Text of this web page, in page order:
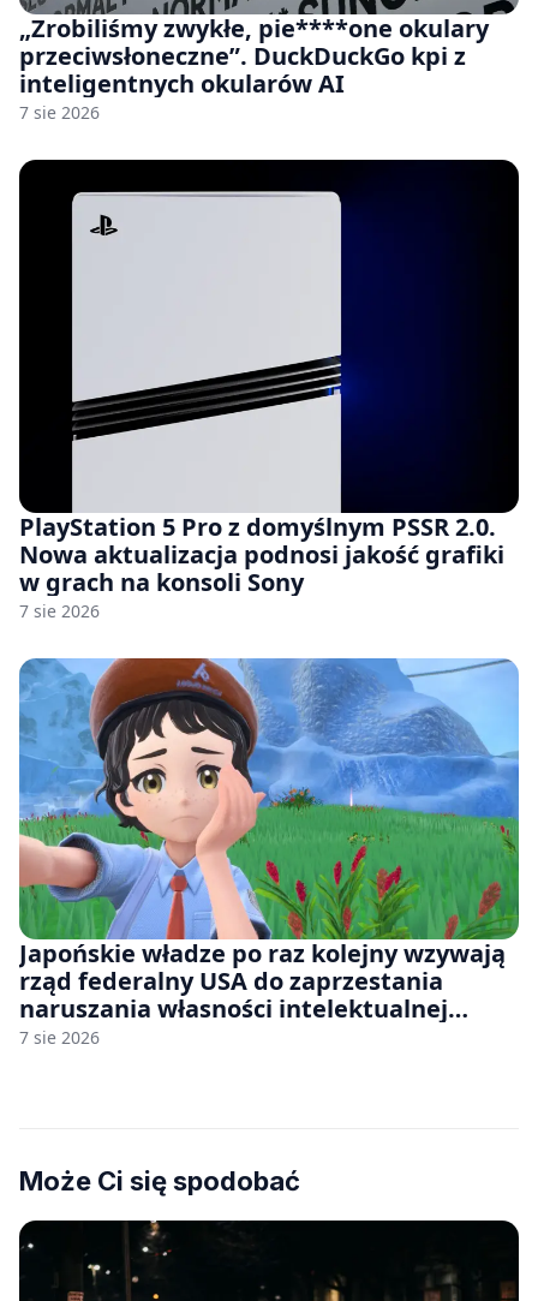
„Zrobiliśmy zwykłe, pie****one okulary
przeciwsłoneczne”. DuckDuckGo kpi z
inteligentnych okularów AI
7 sie 2026
PlayStation 5 Pro z domyślnym PSSR 2.0.
Nowa aktualizacja podnosi jakość grafiki
w grach na konsoli Sony
7 sie 2026
Japońskie władze po raz kolejny wzywają
rząd federalny USA do zaprzestania
naruszania własności intelektualnej
japońskich gier i anime
7 sie 2026
Może Ci się spodobać